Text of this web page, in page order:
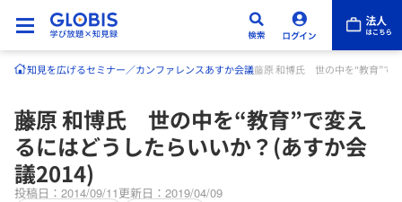
知見を広げるセミナー／カンファレンスあすか会議藤原 和博氏 世の中を“教育”で
藤原 和博氏 世の中を“教育”で変え
るにはどうしたらいいか？(あすか会
議2014)
投稿日：2014/09/11更新日：2019/04/09